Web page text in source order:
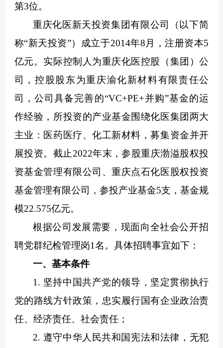
第3位。
重庆化医新天投资集团有限公司（以下简
称“新天投资”）成立于2014年8月，注册资本5
亿元。实际控制人为重庆化医控股（集团）公
司，控股股东为重庆渝化新材料有限责任公
司，公司具备完善的“VC+PE+并购”基金的运
作经验，所投资的产业基金围绕化医集团两大
主业：医药医疗、化工新材料，募集资金并开
展投资。截止2022年末，参股重庆渤溢股权投
资基金管理有限公司、重庆点石化医股权投资
基金管理有限公司，参投产业基金5支，基金规
模22.575亿元。
根据公司发展需要，现面向全社会公开招
聘党群纪检管理岗1名。具体招聘事宜如下：
一、基本条件
1. 坚持中国共产党的领导，坚定贯彻执行
党的路线方针政策，忠实履行国有企业政治责
任、经济责任、社会责任；
2. 遵守中华人民共和国宪法和法律，无犯